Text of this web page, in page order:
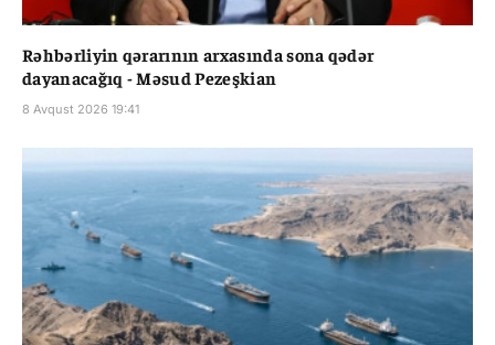
Rəhbərliyin qərarının arxasında sona qədər
dayanacağıq - Məsud Pezeşkian
8 Avqust 2026 19:41